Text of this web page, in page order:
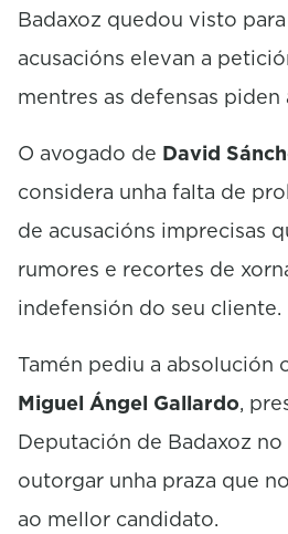
Badaxoz quedou visto
acusacións elevan a
mentres as defensas piden
O avogado de David
considera unha falta de
de acusacións imprecisas
rumores e recortes de
indefensión do seu cliente.​​
Tamén pediu a absolución
Miguel Ángel Gallardo,
Deputación de Badaxoz
outorgar unha praza que
ao mellor candidato.